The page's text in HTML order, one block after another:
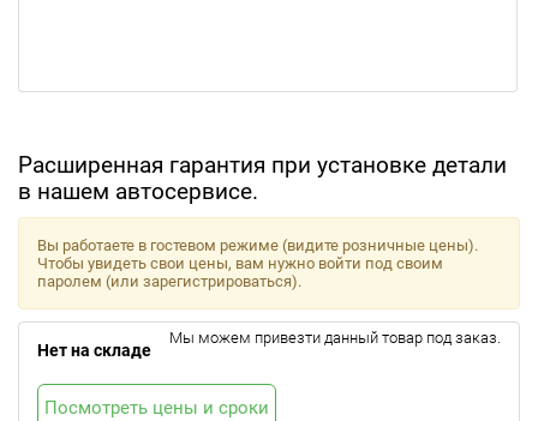
Расширенная гарантия при установке детали
в нашем автосервисе.
Вы работаете в гостевом режиме (видите розничные цены).
Чтобы увидеть свои цены, вам нужно войти под своим
паролем (или зарегистрироваться).
Нет на складе
Мы можем привезти данный товар под заказ.
Посмотреть цены и сроки